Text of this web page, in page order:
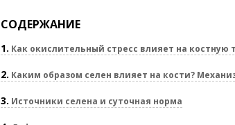
СОДЕРЖАНИЕ
1 Как окислительный стресс влияет на костную
2 Каким образом селен влияет на кости?
3 Источники селена и суточная норма